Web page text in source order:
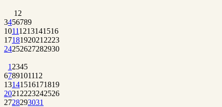
1 2
3456789
10111213141516
1718192021 2223
24252627282930
1 2345
6789101112
13141516171819
2021 2223242526
2728293031